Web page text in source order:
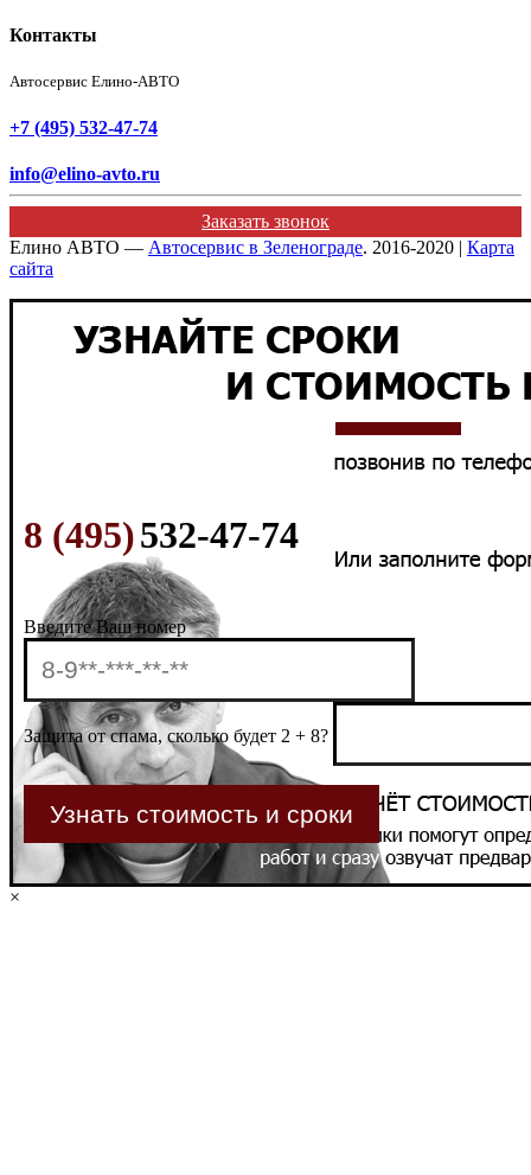
Контакты
Автосервис Елино-АВТО
+7 (495) 532-47-74
info@elino-avto.ru
Заказать звонок
Елино АВТО — Автосервис в Зеленограде. 2016-2020 | Карта
сайта
8 (495)532-47-74
Введите Ваш номер
Защита от спама, сколько будет 2 + 8?
×